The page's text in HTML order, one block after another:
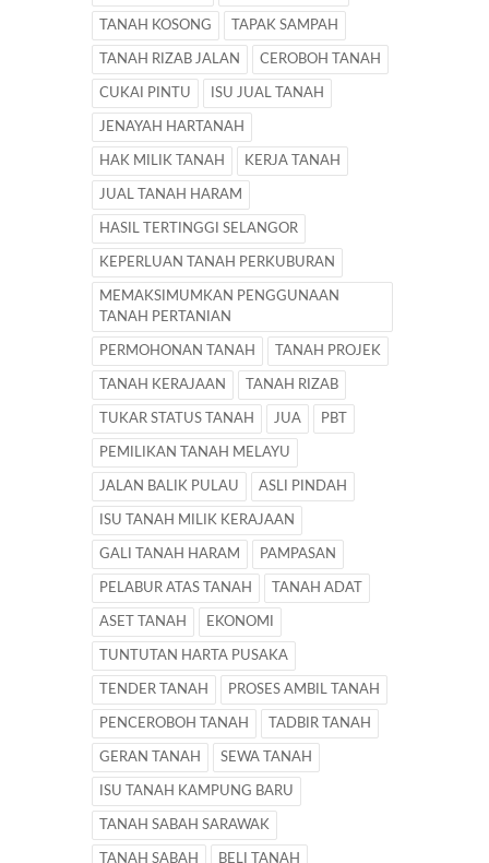
TANAH KOSONG TAPAK SAMPAH
TANAH RIZAB JALAN CEROBOH TANAH
CUKAI PINTU ISU JUAL TANAH
JENAYAH HARTANAH
HAK MILIK TANAH KERJA TANAH
JUAL TANAH HARAM
HASIL TERTINGGI SELANGOR
KEPERLUAN TANAH PERKUBURAN
MEMAKSIMUMKAN PENGGUNAAN
TANAH PERTANIAN
PERMOHONAN TANAH TANAH PROJEK
TANAH KERAJAAN TANAH RIZAB
TUKAR STATUS TANAH JUA PBT
PEMILIKAN TANAH MELAYU
JALAN BALIK PULAU ASLI PINDAH
ISU TANAH MILIK KERAJAAN
GALI TANAH HARAM PAMPASAN
PELABUR ATAS TANAH TANAH ADAT
ASET TANAH EKONOMI
TUNTUTAN HARTA PUSAKA
TENDER TANAH PROSES AMBIL TANAH
PENCEROBOH TANAH TADBIR TANAH
GERAN TANAH SEWA TANAH
ISU TANAH KAMPUNG BARU
TANAH SABAH SARAWAK
TANAH SABAH BELI TANAH